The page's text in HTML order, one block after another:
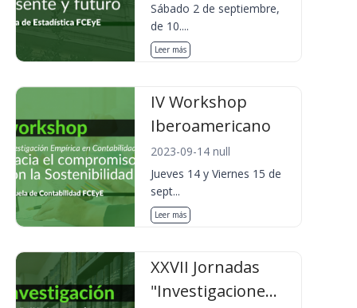
Sábado 2 de septiembre,
de 10....
Leer más
IV Workshop
Iberoamericano
2023-09-14 null
Jueves 14 y Viernes 15 de
sept...
Leer más
XXVII Jornadas
"Investigacione...